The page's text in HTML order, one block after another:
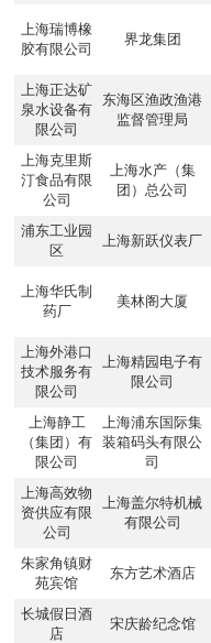
上海瑞博橡
胶有限公司
界龙集团
上海正达矿
泉水设备有
限公司
东海区渔政渔港
监督管理局
上海克里斯
汀食品有限
公司
上海水产（集
团）总公司
浦东工业园
区
上海新跃仪表厂
上海华氏制
药厂
美林阁大厦
上海外港口
技术服务有
限公司
上海精园电子有
限公司
上海静工
（集团）有
限公司
上海浦东国际集
装箱码头有限公
司
上海高效物
资供应有限
公司
上海盖尔特机械
有限公司
朱家角镇财
苑宾馆
东方艺术酒店
长城假日酒
店
宋庆龄纪念馆